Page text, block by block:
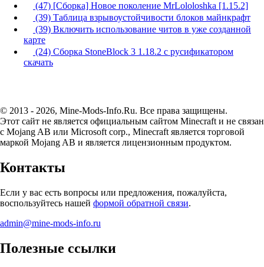
(47) [Сборка] Новое поколение MrLololoshka [1.15.2]
(39) Таблица взрывоустойчивости блоков майнкрафт
(39) Включить использование читов в уже созданной
карте
(24) Сборка StoneBlock 3 1.18.2 с русификатором
скачать
© 2013 - 2026, Mine-Mods-Info.Ru. Все права защищены.
Этот сайт не является официальным сайтом Minecraft и не связан
с Mojang AB или Microsoft corp., Minecraft является торговой
маркой Mojang AB и является лицензионным продуктом.
Контакты
Если у вас есть вопросы или предложения, пожалуйста,
воспользуйтесь нашей формой обратной связи.
admin@mine-mods-info.ru
Полезные ссылки